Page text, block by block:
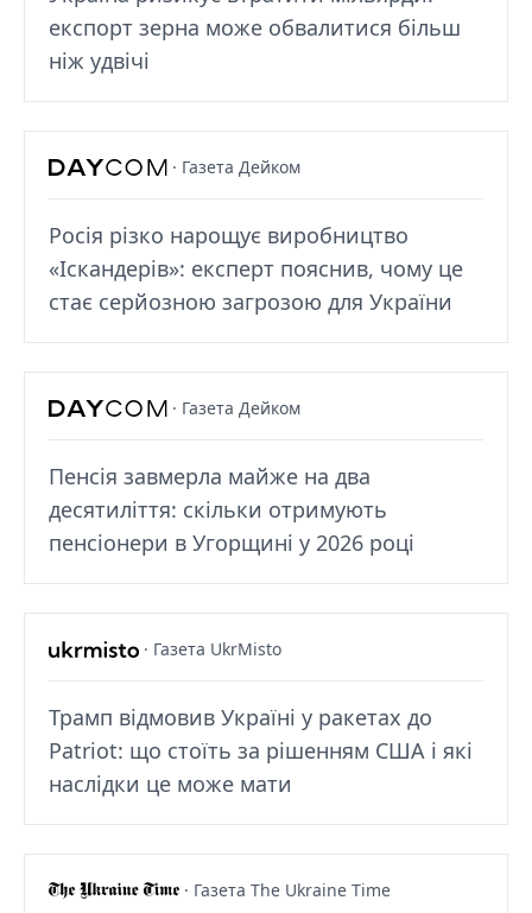
експорт зерна може обвалитися більш
ніж удвічі
· Газета Дейком
Росія різко нарощує виробництво
«Іскандерів»: експерт пояснив, чому це
стає серйозною загрозою для України
· Газета Дейком
Пенсія завмерла майже на два
десятиліття: скільки отримують
пенсіонери в Угорщині у 2026 році
· Газета UkrMisto
Трамп відмовив Україні у ракетах до
Patriot: що стоїть за рішенням США і які
наслідки це може мати
· Газета The Ukraine Time